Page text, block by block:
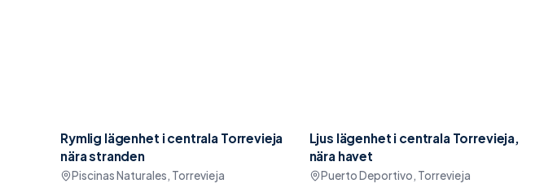
Sänkt pris Pool
Rymlig lägenhet i centrala Torrevieja
nära stranden
Piscinas Naturales, Torrevieja
Möblerat
Ljus lägenhet i centrala Torrevieja,
nära havet
Puerto Deportivo, Torrevieja